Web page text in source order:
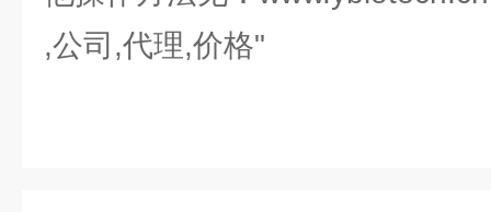
,公司,代理,价格"